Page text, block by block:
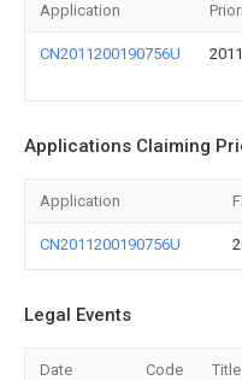
Application
CN2011200190756U
Applications Claiming
Application
CN2011200190756U
Legal Events
Date Code Title